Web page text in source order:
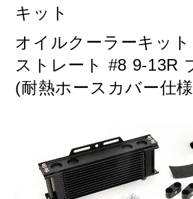
閉じる
キット
オイルクーラーキッ
ストレート #8 9-13R
(耐熱ホースカバー仕